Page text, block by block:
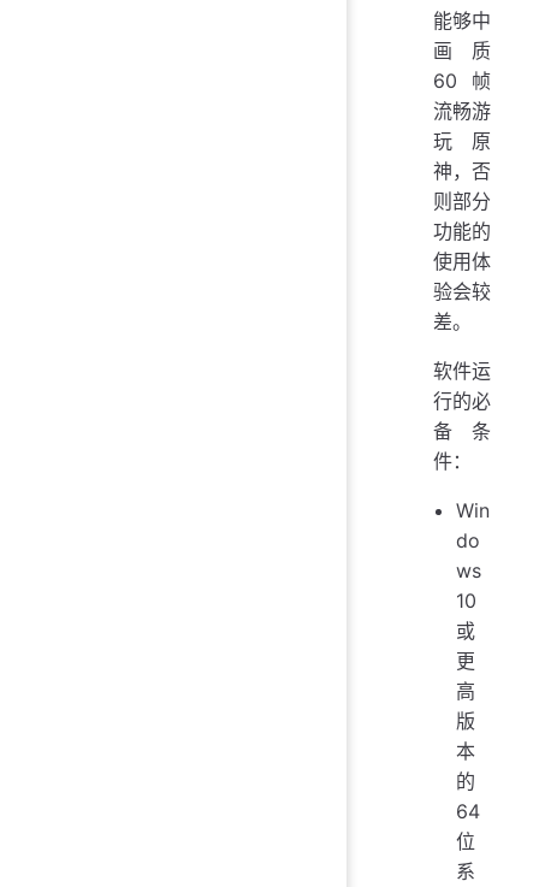
能够中
画质
60 帧
流畅游
玩原
神，否
则部分
功能的
使用体
验会较
差。
软件运
行的必
备条
件：
Win
do
ws
10
或
更
高
版
本
的
64
位
系